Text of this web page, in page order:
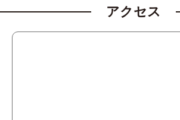
アクセス